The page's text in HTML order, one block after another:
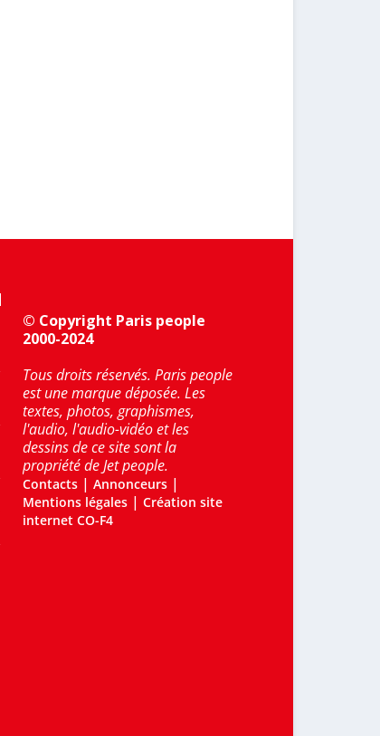
© Copyright Paris people
2000-2024
Tous droits réservés. Paris people
est une marque déposée. Les
textes, photos, graphismes,
l'audio, l'audio-vidéo et les
dessins de ce site sont la
propriété de Jet people.
Contacts |Annonceurs |
Mentions légales |Création site
internet CO-F4